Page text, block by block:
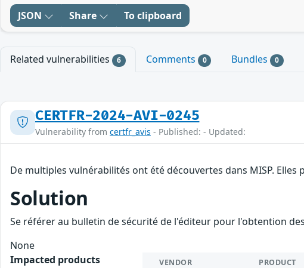
JSON Share To clipboard
Related vulnerabilities 6 Comments 0 Bundles 0
CERTFR-2024-AVI-0245
Vulnerability from certfr_avis - Published: - Updated:
De multiples vulnérabilités ont été découvertes dans MISP.
Solution
Se référer au bulletin de sécurité de l'éditeur pour l'obtention
None
Impacted products
VENDOR PRODUCT